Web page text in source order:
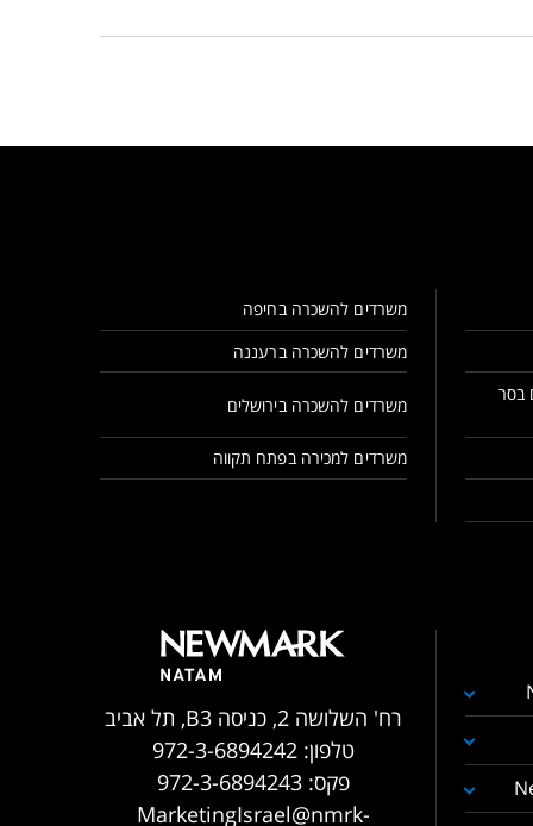
משרדים להשכרה בחיפה
משרדים להשכרה ברעננה
בסר
משרדים להשכרה בירושלים
משרדים למכירה בפתח תקווה
רח' השלושה 2, כניסה B3, תל אביב
טלפון:972-3-6894242
פקס:972-3-6894243
MarketingIsrael@nmrk-